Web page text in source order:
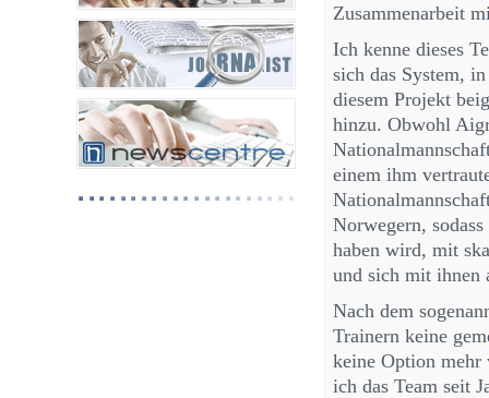
Zusammenarbeit
Ich kenne dieses
sich das System,
diesem Projekt
hinzu. Obwohl
einem ihm
Norwegern,
haben wird, mit
und sich mit ihnen
Nach dem
Trainern keine
keine Option mehr
ich das Team seit